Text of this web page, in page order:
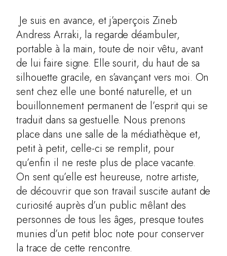
Je suis en avance, et j’aperçois Zineb
Andress Arraki, la regarde déambuler,
portable à la main, toute de noir vêtu, avant
de lui faire signe. Elle sourit, du haut de sa
silhouette gracile, en s’avançant vers moi. On
sent chez elle une bonté naturelle, et un
bouillonnement permanent de l’esprit qui se
traduit dans sa gestuelle. Nous prenons
place dans une salle de la médiathèque et,
petit à petit, celle-ci se remplit, pour
qu’enfin il ne reste plus de place vacante.
On sent qu’elle est heureuse, notre artiste,
de découvrir que son travail suscite autant de
curiosité auprès d’un public mêlant des
personnes de tous les âges, presque toutes
munies d’un petit bloc note pour conserver
la trace de cette rencontre.